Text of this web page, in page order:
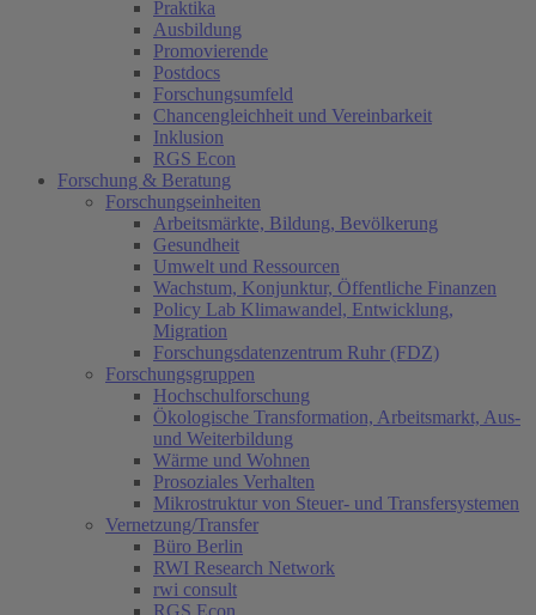
Praktika
Ausbildung
Promovierende
Postdocs
Forschungsumfeld
Chancengleichheit und Vereinbarkeit
Inklusion
RGS Econ
Forschung & Beratung
Forschungseinheiten
Arbeitsmärkte, Bildung, Bevölkerung
Gesundheit
Umwelt und Ressourcen
Wachstum, Konjunktur, Öffentliche Finanzen
Policy Lab Klimawandel, Entwicklung,
Migration
Forschungsdatenzentrum Ruhr (FDZ)
Forschungsgruppen
Hochschulforschung
Ökologische Transformation, Arbeitsmarkt, Aus-
und Weiterbildung
Wärme und Wohnen
Prosoziales Verhalten
Mikrostruktur von Steuer- und Transfersystemen
Vernetzung/Transfer
Büro Berlin
RWI Research Network
rwi consult
RGS Econ